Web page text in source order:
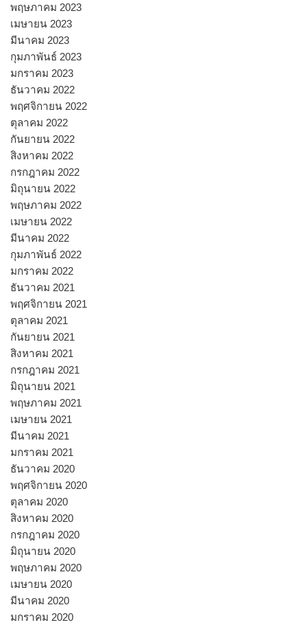
พฤษภาคม 2023
เมษายน 2023
มีนาคม 2023
กุมภาพันธ์ 2023
มกราคม 2023
ธันวาคม 2022
พฤศจิกายน 2022
ตุลาคม 2022
กันยายน 2022
สิงหาคม 2022
กรกฎาคม 2022
มิถุนายน 2022
พฤษภาคม 2022
เมษายน 2022
มีนาคม 2022
กุมภาพันธ์ 2022
มกราคม 2022
ธันวาคม 2021
พฤศจิกายน 2021
ตุลาคม 2021
กันยายน 2021
สิงหาคม 2021
กรกฎาคม 2021
มิถุนายน 2021
พฤษภาคม 2021
เมษายน 2021
มีนาคม 2021
มกราคม 2021
ธันวาคม 2020
พฤศจิกายน 2020
ตุลาคม 2020
สิงหาคม 2020
กรกฎาคม 2020
มิถุนายน 2020
พฤษภาคม 2020
เมษายน 2020
มีนาคม 2020
มกราคม 2020